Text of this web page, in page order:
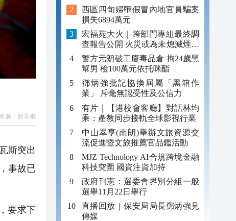
來源： 新華網
斯突出
事故已
要求下
西區四旬婦墮假冒內地官員騙案
損失6894萬元
宏福苑大火｜跨部門專組最終調
查報告公開 火災或為未熄滅煙頭
引發
警方元朗破工廈毒品倉 拘24歲黑
幫男 檢100萬元依托咪酯
鄧炳強批記協換屆屬「黑箱作
業」 斥毫無認受性及公信力
有片｜【港校會客廳】對話林均
乘：產教同步接軌全球影視行業
中山翠亨(南朗)舉辦文旅資源交
流促進暨文旅推薦官品鑑活動
MJZ Technology AI合規跨境金融
科技突圍 國資注資加持
政府刊憲：選委會界別分組一般
選舉11月22日舉行
直播回放｜保安局局長鄧炳強見
傳媒